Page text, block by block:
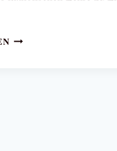
KARDINAL